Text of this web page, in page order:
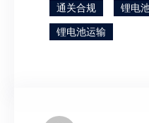
通关合规
锂电
锂电池运输